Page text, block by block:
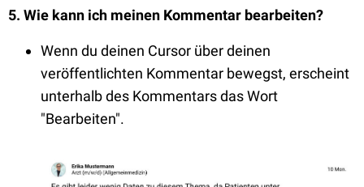
5. Wie kann ich meinen Kommentar bearbeiten?
Wenn du deinen Cursor über deinen
veröffentlichten Kommentar bewegst, erscheint
unterhalb des Kommentars das Wort
"Bearbeiten".